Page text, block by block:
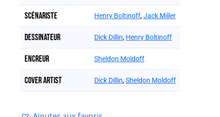
Scénariste Henry Boltinoff,Jack Miller
Dessinateur Dick Dillin, Henry Boltinoff
Encreur Sheldon Moldoff
Cover artist Dick Dillin,Sheldon Moldoff